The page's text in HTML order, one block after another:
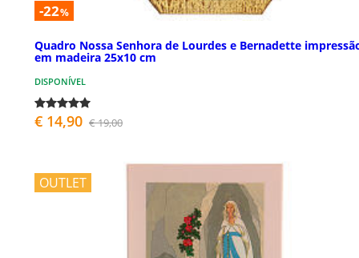
-22%
Quadro Nossa Senhora de Lourdes e Bernadette
em madeira 25x10 cm
DISPONÍVEL
€ 14,90 € 19,00
OUTLET